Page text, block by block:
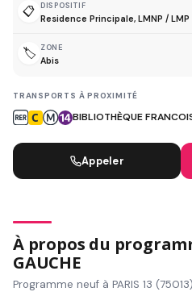
📋 DISPOSITIF
Residence Principale, LMNP / LMP
🏷️ ZONE
Abis
TRANSPORTS À PROXIMITÉ
BIBLIOTHÈQUE
Appeler
À propos du
GAUCHE
Programme neuf à PARIS 13 (75013)